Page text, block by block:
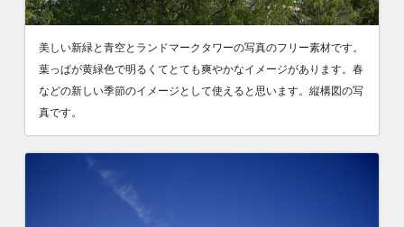
美しい新緑と青空とランドマークタワーの写真のフリー素材です。
葉っぱが黄緑色で明るくてとても爽やかなイメージがあります。春
などの新しい季節のイメージとして使えると思います。縦構図の写
真です。